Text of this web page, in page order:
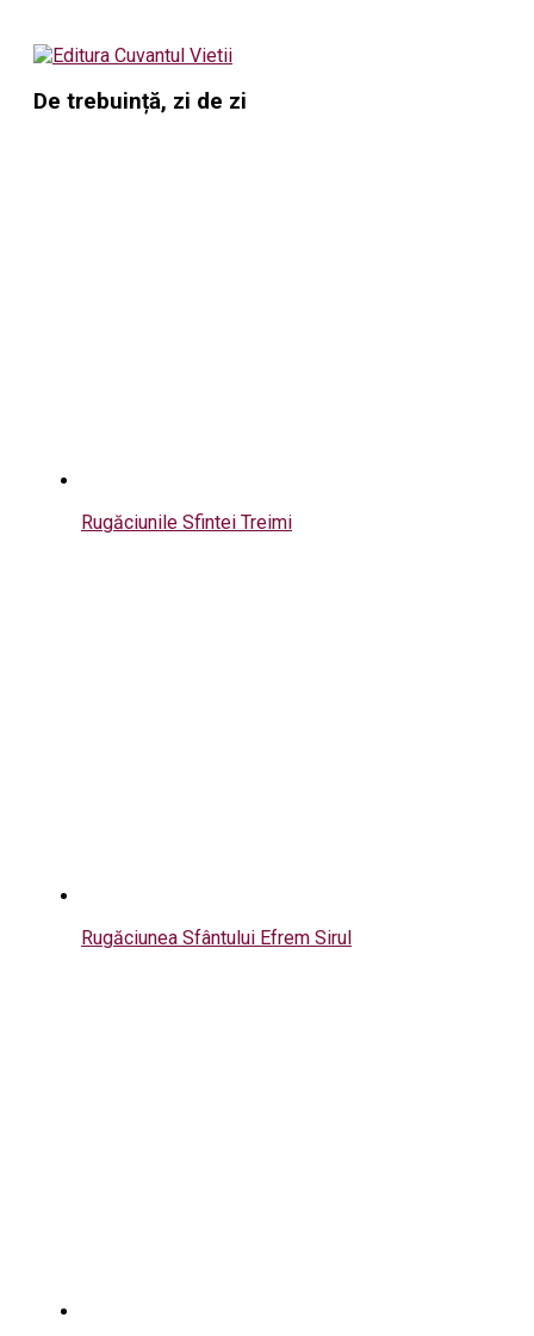
De trebuință, zi de zi
Rugăciunile Sfintei Treimi
Rugăciunea Sfântului Efrem Sirul